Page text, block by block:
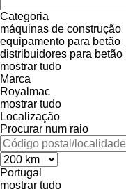
Categoria
máquinas de construção
equipamento para betão
distribuidores para betão
mostrar tudo
Marca
Royalmac
mostrar tudo
Localização
Procurar num raio
Portugal
mostrar tudo